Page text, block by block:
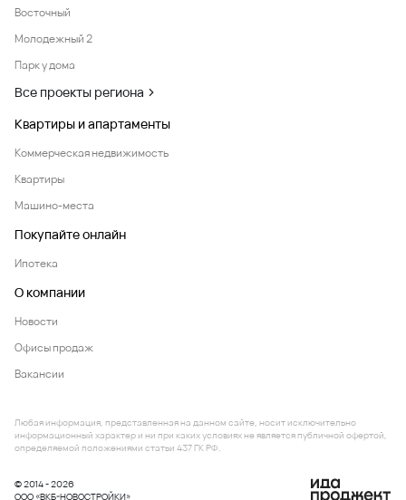
Восточный
Молодежный 2
Парк у дома
Все проекты региона
Квартиры и апартаменты
Коммерческая недвижимость
Квартиры
Машино-места
Покупайте онлайн
Ипотека
О компании
Новости
Офисы продаж
Вакансии
© 2014 - 2026
ООО «ВКБ-НОВОСТРОЙКИ»
Любая информация, представленная на данном сайте, носит исключительно
информационный характер и ни при каких условиях не является публичной офертой,
определяемой положениями статьи 437 ГК РФ.